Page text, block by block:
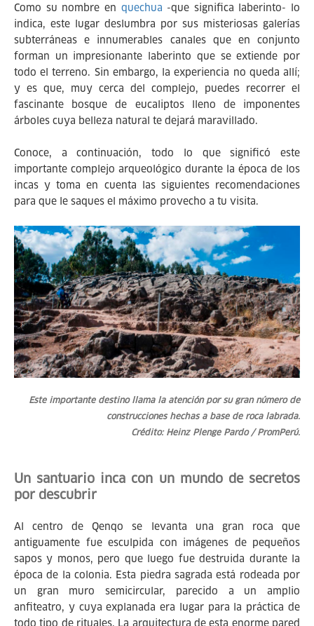
Como su nombre en quechua -que significa laberinto- lo
indica, este lugar deslumbra por sus misteriosas galerías
subterráneas e innumerables canales que en conjunto
forman un impresionante laberinto que se extiende por
todo el terreno. Sin embargo, la experiencia no queda allí;
y es que, muy cerca del complejo, puedes recorrer el
fascinante bosque de eucaliptos lleno de imponentes
árboles cuya belleza natural te dejará maravillado.
Conoce, a continuación, todo lo que significó este
importante complejo arqueológico durante la época de los
incas y toma en cuenta las siguientes recomendaciones
para que le saques el máximo provecho a tu visita.
Este importante destino llama la atención por su gran número de
construcciones hechas a base de roca labrada.
Crédito: Heinz Plenge Pardo / PromPerú.
Un santuario inca con un mundo de secretos
por descubrir
Al centro de Qenqo se levanta una gran roca que
antiguamente fue esculpida con imágenes de pequeños
sapos y monos, pero que luego fue destruida durante la
época de la colonia. Esta piedra sagrada está rodeada por
un gran muro semicircular, parecido a un amplio
anfiteatro, y cuya explanada era lugar para la práctica de
todo tipo de rituales. La arquitectura de esta enorme pared